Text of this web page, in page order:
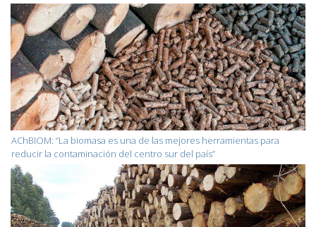
AChBIOM: “La biomasa es una de las mejores herramientas para
reducir la contaminación del centro sur del país”